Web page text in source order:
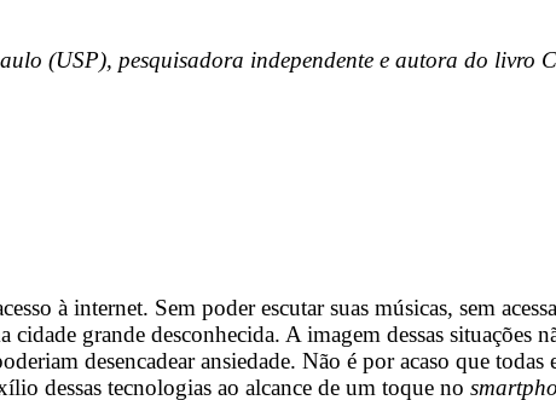
(USP), pesquisadora independente e autora do livro
à internet. Sem poder escutar suas músicas, sem
grande desconhecida. A imagem dessas situações
desencadear ansiedade. Não é por acaso que
dessas tecnologias ao alcance de um toque no